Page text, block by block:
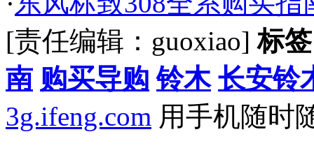
[责任编辑：guoxiao]标
南 购买导购 铃木 长安铃
3g.ifeng.com 用手机随时